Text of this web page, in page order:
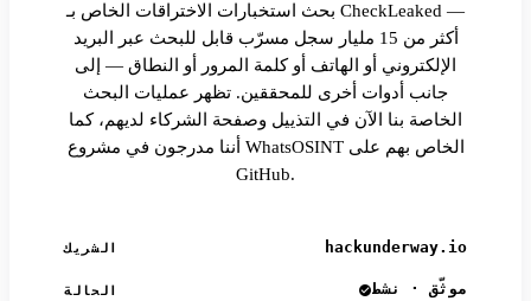
بحث استخبارات الاختراقات الخاص بـ CheckLeaked —
أكثر من 15 مليار سجل مسرّب قابل للبحث عبر البريد
الإلكتروني أو الهاتف أو كلمة المرور أو النطاق — إلى
جانب أدوات أخرى للمحققين. تظهر عمليات البحث
الخاصة بنا الآن في التذييل وصفحة الشركاء لديهم، كما
أننا مدرجون في مشروع WhatsOSINT الخاص بهم على
GitHub.
الشريك hackunderway.io
الحالة موثّق · نشط